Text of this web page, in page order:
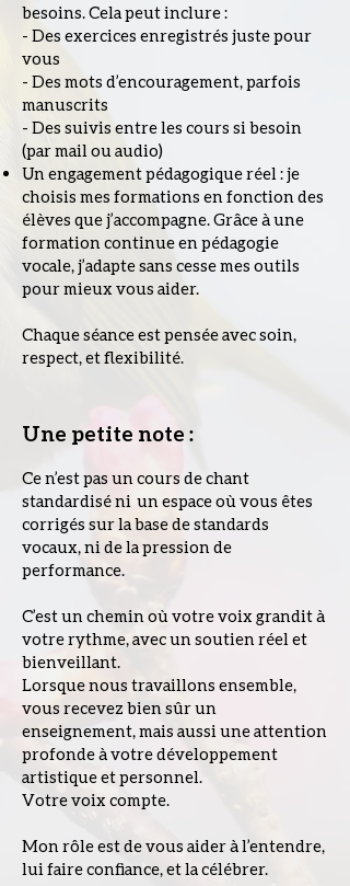
besoins. Cela peut inclure :
- Des exercices enregistrés juste pour
vous
- Des mots d’encouragement, parfois
manuscrits
- Des suivis entre les cours si besoin
(par mail ou audio)
Un engagement pédagogique réel :je
choisis mes formations en fonction des
élèves que j’accompagne. Grâce à une
formation continue en pédagogie
vocale, j’adapte sans cesse mes outils
pour mieux vous aider.
Chaque séance est pensée avec soin,
respect, et flexibilité.​
Une petite note :
Ce n’est pas un cours de chant
standardisé ni un espace où vous êtes
corrigés sur la base de standards
vocaux, ni de la pression de
performance.
C’est un chemin où votre voix grandit à
votre rythme, avec un soutien réel et
bienveillant.
Lorsque nous travaillons ensemble,
vous recevez bien sûr un
enseignement, mais aussi une attention
profonde à votre développement
artistique et personnel.
Votre voix compte.
Mon rôle est de vous aider à l’entendre,
lui faire confiance, et la célébrer.